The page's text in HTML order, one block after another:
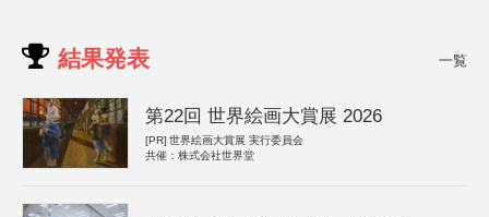
結果発表 一覧
第22回 世界絵画大賞展 2026
[PR] 世界絵画大賞展 実行委員会
共催：株式会社世界堂